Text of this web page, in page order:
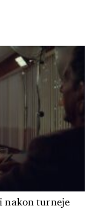
nakon turneje